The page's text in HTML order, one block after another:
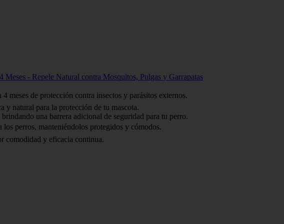
- Repele Natural contra Mosquitos, Pulgas y Garrapatas
meses de protección contra insectos y parásitos externos.
y natural para la protección de tu mascota.
una barrera adicional de seguridad para tu perro.
perros, manteniéndolos protegidos y cómodos.
comodidad y eficacia continua.